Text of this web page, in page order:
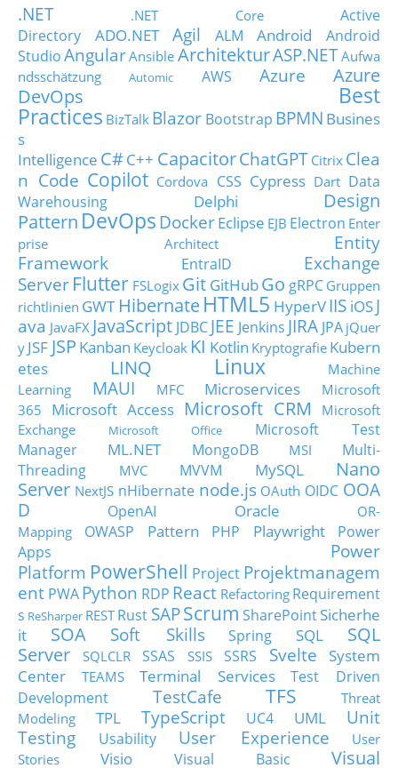
.NET .NET Core
Active
Directory
ADO.NET Agil ALM Android
Android
StudioAngularAnsible ArchitekturASP.NETAufwa
ndsschätzung
Automic AWS Azure
Azure
DevOps
Best
Practices BizTalk Blazor Bootstrap BPMN Busines
s
Intelligence C#C++ CapacitorChatGPT Citrix Clea
n Code Copilot Cordova CSS Cypress Dart Data
Warehousing
Delphi
Design
Pattern DevOps DockerEclipse EJB Electron Enter
prise Architect
Entity
Framework
EntraID
Exchange
Server Flutter FSLogix Git GitHubGo gRPC Gruppen
richtlinien GWT HibernateHTML5 HyperVIIS iOSJ
ava JavaFX JavaScript JDBC JEE Jenkins JIRA JPA jQuer
y JSF JSP Kanban Keycloak KI Kotlin Kryptografie Kubern
etes
LINQ Linux
Machine
Learning
MAUI MFC Microservices
Microsoft
365
Microsoft Access Microsoft CRM
Microsoft
Exchange
Microsoft Office
Microsoft Test
Manager
ML.NET MongoDB MSI
Multi-
Threading
MVC MVVM MySQL
Nano
Server NextJS nHibernate node.js OAuth OIDC OOA
D
OpenAI Oracle
OR-
Mapping
OWASP Pattern PHP Playwright
Power
Apps
Power
Platform PowerShell Project Projektmanagem
ent PWA Python RDP React Refactoring Requirement
s ReSharper RESTRust SAPScrum SharePointSicherhe
it
SOA Soft Skills Spring SQL
SQL
Server
SQLCLR SSAS SSIS SSRS Svelte
System
Center
TEAMS Terminal Services
Test Driven
Development
TestCafe TFS
Threat
Modeling
TPL TypeScript UC4 UML
Unit
Testing
Usability User Experience
User
Stories
Visio Visual Basic
Visual